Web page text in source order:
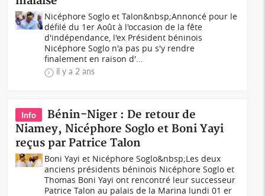
Nicéphore Soglo et Talon&nbsp;Annoncé pour le
défilé du 1er Août à l'occasion de la fête
d'indépendance, l'ex Président béninois
Nicéphore Soglo n'a pas pu s'y rendre
finalement en raison d'...
il y a 2 ans
Info
Bénin-Niger : De retour de
Niamey, Nicéphore Soglo et Boni Yayi
reçus par Patrice Talon
Boni Yayi et Nicéphore Soglo&nbsp;Les deux
anciens présidents béninois Nicéphore Soglo et
Thomas Boni Yayi ont rencontré leur successeur
Patrice Talon au palais de la Marina lundi 01 er